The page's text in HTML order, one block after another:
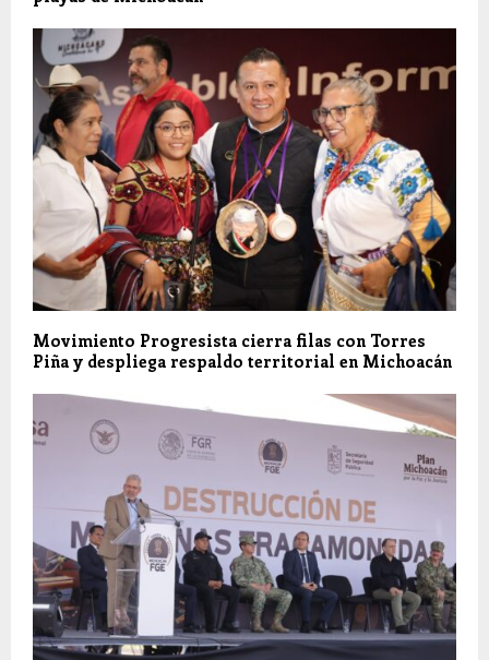
Movimiento Progresista cierra filas con Torres
Piña y despliega respaldo territorial en Michoacán